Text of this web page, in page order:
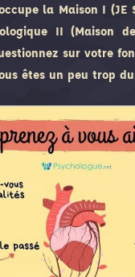
la Maison I (JE
II (Maison
sur votre
êtes un peu trop